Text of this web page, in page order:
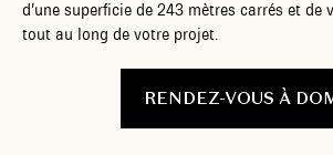
d’une superficie de 243 mètres carrés et de
tout au long de votre projet.
RENDEZ-VOUS À